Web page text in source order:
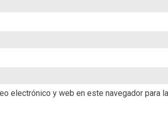
electrónico y web en este navegador para